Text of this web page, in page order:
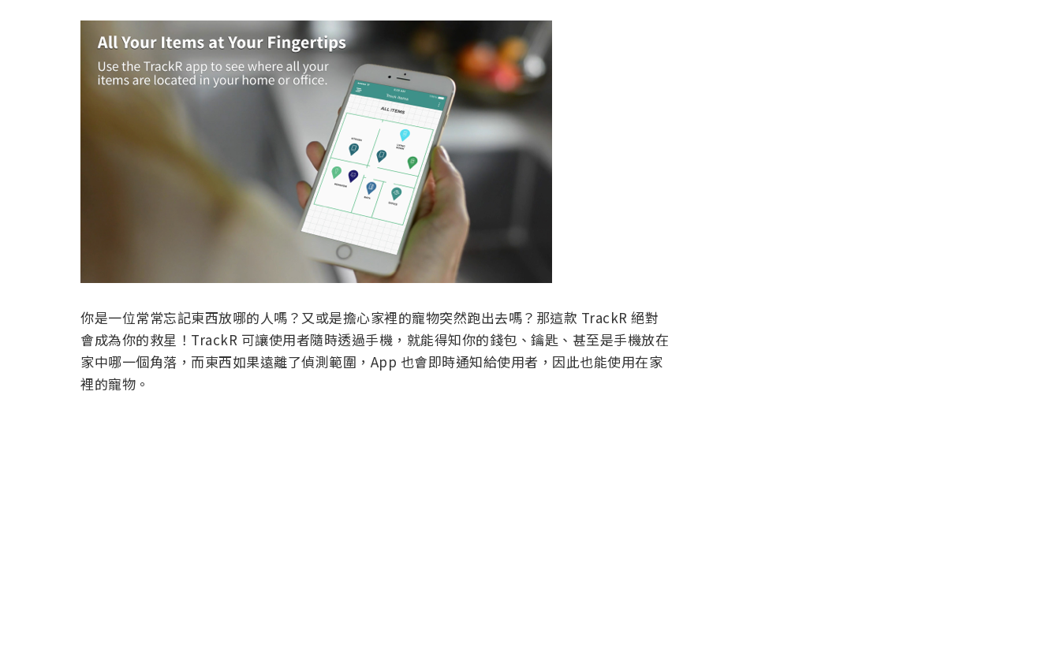
你是一位常常忘記東西放哪的人嗎？又或是擔心家裡的寵物突然跑出去嗎？那這款 TrackR 絕對
會成為你的救星！TrackR 可讓使用者隨時透過手機，就能得知你的錢包、鑰匙、甚至是手機放在
家中哪一個角落，而東西如果遠離了偵測範圍，App 也會即時通知給使用者，因此也能使用在家
裡的寵物。